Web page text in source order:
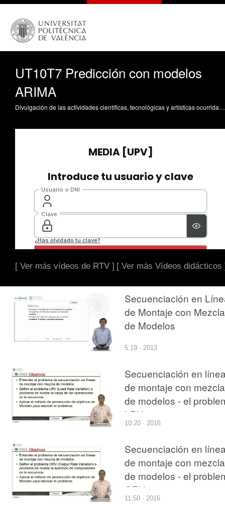
UT10T7 Predicción con modelos
ARIMA
Divulgación de las actividades científicas, tecnológicas y artísticas ocurridas en los tres campus de la UPV
[ Ver más vídeos de RTV ] [ Ver más Vídeos didácticos
Secuenciación en
de Montaje con Mezcla
de Modelos
5:19 · 2013
Secuenciación en
de montaje con mezcla
de modelos - el
LRV
10:20 · 2016
Secuenciación en
de montaje con mezcla
de modelos - el
ORV
11:50 · 2016